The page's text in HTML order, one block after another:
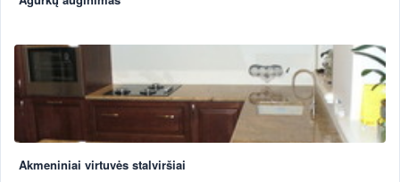
Akmeniniai virtuvės stalviršiai